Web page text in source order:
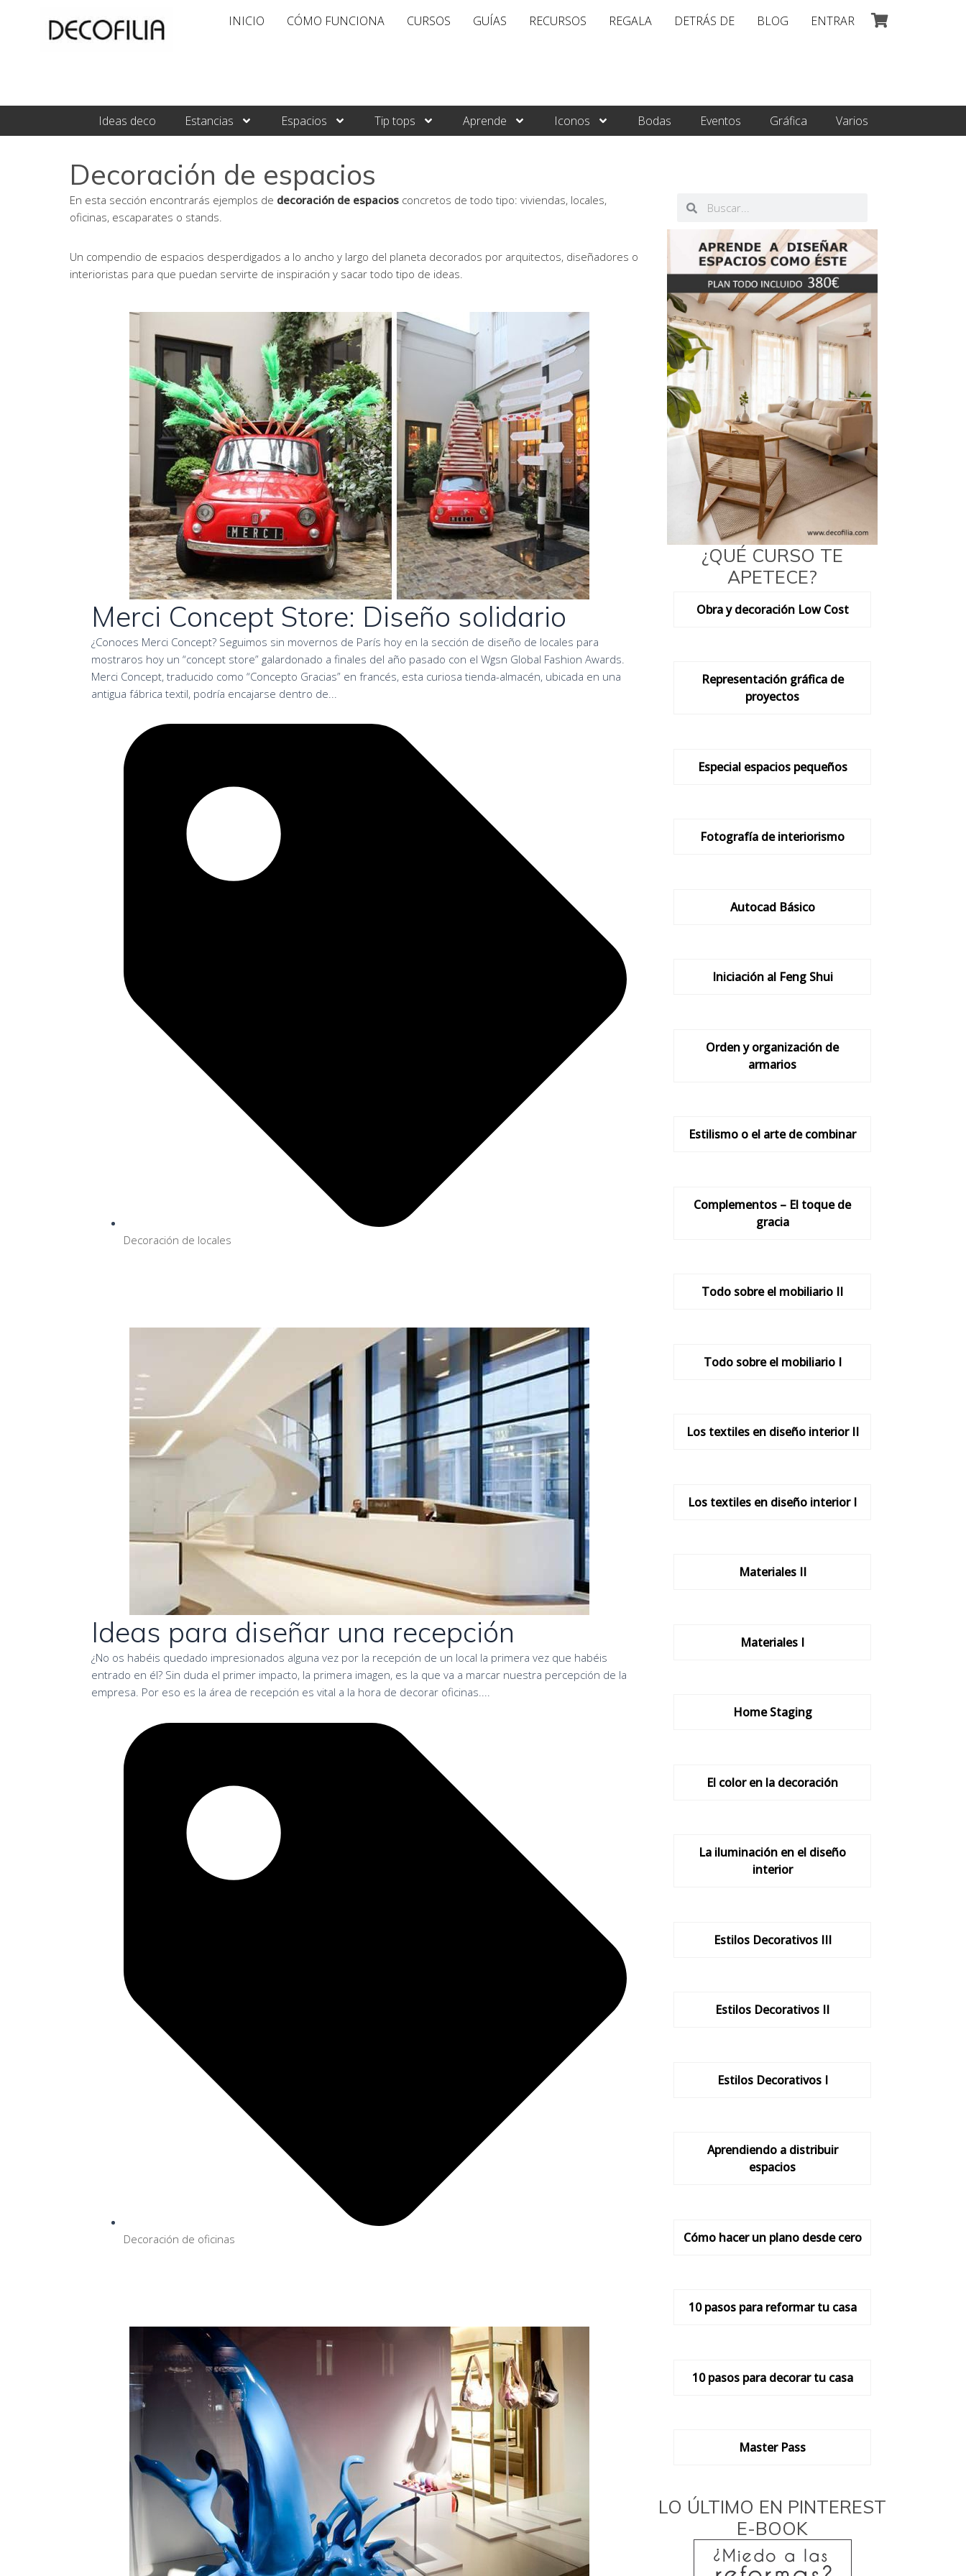
INICIO CÓMO FUNCIONA CURSOS GUÍAS RECURSOS REGALA DETRÁS DE BLOG ENTRAR
Ideas deco Estancias Espacios Tip tops Aprende Iconos Bodas Eventos Gráfica Varios
Decoración de espacios
En esta sección encontrarás ejemplos de decoración de espacios concretos de todo tipo: viviendas, locales,
oficinas, escaparates o stands.
Un compendio de espacios desperdigados a lo ancho y largo del planeta decorados por arquitectos, diseñadores o
interioristas para que puedan servirte de inspiración y sacar todo tipo de ideas.
Merci Concept Store: Diseño solidario
¿Conoces Merci Concept? Seguimos sin movernos de París hoy en la sección de diseño de locales para
mostraros hoy un “concept store” galardonado a finales del año pasado con el Wgsn Global Fashion Awards.
Merci Concept, traducido como “Concepto Gracias” en francés, esta curiosa tienda-almacén, ubicada en una
antigua fábrica textil, podría encajarse dentro de...
Decoración de locales
Ideas para diseñar una recepción
¿No os habéis quedado impresionados alguna vez por la recepción de un local la primera vez que habéis
entrado en él? Sin duda el primer impacto, la primera imagen, es la que va a marcar nuestra percepción de la
empresa. Por eso es la área de recepción es vital a la hora de decorar oficinas....
Decoración de oficinas
Página PáginaPáginaPágina
¿QUÉ CURSO TE
APETECE?
Obra y decoración Low Cost
Representación gráfica de
proyectos
Especial espacios pequeños
Fotografía de interiorismo
Autocad Básico
Iniciación al Feng Shui
Orden y organización de
armarios
Estilismo o el arte de combinar
Complementos – El toque de
gracia
Todo sobre el mobiliario II
Todo sobre el mobiliario I
Los textiles en diseño interior II
Los textiles en diseño interior I
Materiales II
Materiales I
Home Staging
El color en la decoración
La iluminación en el diseño
interior
Estilos Decorativos III
Estilos Decorativos II
Estilos Decorativos I
Aprendiendo a distribuir
espacios
Cómo hacer un plano desde cero
10 pasos para reformar tu casa
10 pasos para decorar tu casa
Master Pass
LO ÚLTIMO EN PINTEREST
E-BOOK